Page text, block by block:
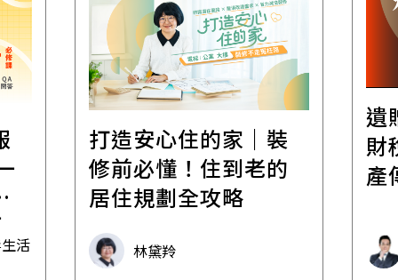
活
打造安心住的家｜裝
修前必懂！住到老的
居住規劃全攻略
林黛羚
遺
財
產